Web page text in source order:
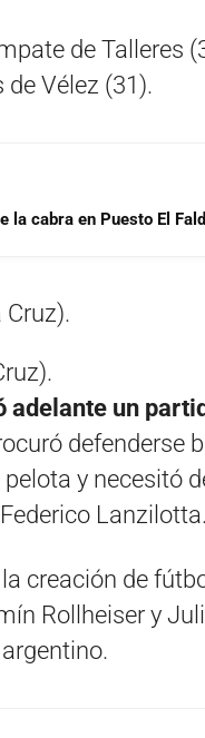
de Talleres
Vélez (31).
la cabra en Puesto El
adelante un
defenderse
y necesitó
Lanzilotta.
creación de
Rollheiser y